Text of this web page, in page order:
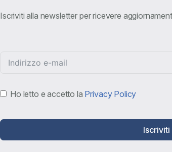
Iscriviti alla newsletter per ricevere
Ho letto e accetto la Privacy Policy
Iscriviti